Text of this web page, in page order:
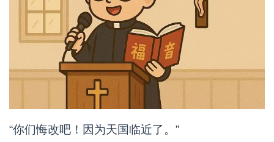
“你们悔改吧！因为天国临近了。”